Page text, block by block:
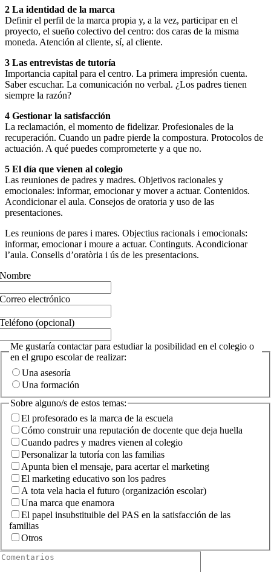
2 La identidad de la marca
Definir el perfil de la marca propia y, a la vez, participar en el
proyecto, el sueño colectivo del centro: dos caras de la misma
moneda. Atención al cliente, sí, al cliente.
3 Las entrevistas de tutoría
Importancia capital para el centro. La primera impresión cuenta.
Saber escuchar. La comunicación no verbal. ¿Los padres tienen
siempre la razón?
4 Gestionar la satisfacción
La reclamación, el momento de fidelizar. Profesionales de la
recuperación. Cuando un padre pierde la compostura. Protocolos de
actuación. A qué puedes comprometerte y a que no.
5 El día que vienen al colegio
Las reuniones de padres y madres. Objetivos racionales y
emocionales: informar, emocionar y mover a actuar. Contenidos.
Acondicionar el aula. Consejos de oratoria y uso de las
presentaciones.
Les reunions de pares i mares. Objectius racionals i emocionals:
informar, emocionar i moure a actuar. Continguts. Acondicionar
l’aula. Consells d’oratòria i ús de les presentacions.
Nombre
Correo electrónico
Teléfono (opcional)
Me gustaría contactar para estudiar la posibilidad en el colegio o
en el grupo escolar de realizar:
Una asesoría
Una formación
Sobre alguno/s de estos temas:
El profesorado es la marca de la escuela
Cómo construir una reputación de docente que deja huella
Cuando padres y madres vienen al colegio
Personalizar la tutoría con las familias
Apunta bien el mensaje, para acertar el marketing
El marketing educativo son los padres
A tota vela hacia el futuro (organización escolar)
Una marca que enamora
El papel insubstituible del PAS en la satisfacción de las
familias
Otros